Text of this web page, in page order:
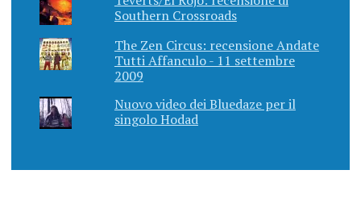
Southern Crossroads
The Zen Circus: recensione Andate
Tutti Affanculo - 11 settembre
2009
Nuovo video dei Bluedaze per il
singolo Hodad